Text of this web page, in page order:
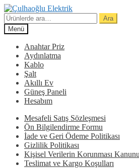
Dolaşıma
geç
İçeriğe
geç
Ara:
Ara
Menü
Anahtar Priz
Aydınlatma
Kablo
Şalt
Akıllı Ev
Güneş Paneli
Hesabım
Mesafeli Satış Sözleşmesi
Ön Bilgilendirme Formu
İade ve Geri Ödeme Politikası
Gizlilik Politikası
Kişisel Verilerin Korunması Kanunu
Teslimat ve Kargo Koşulları